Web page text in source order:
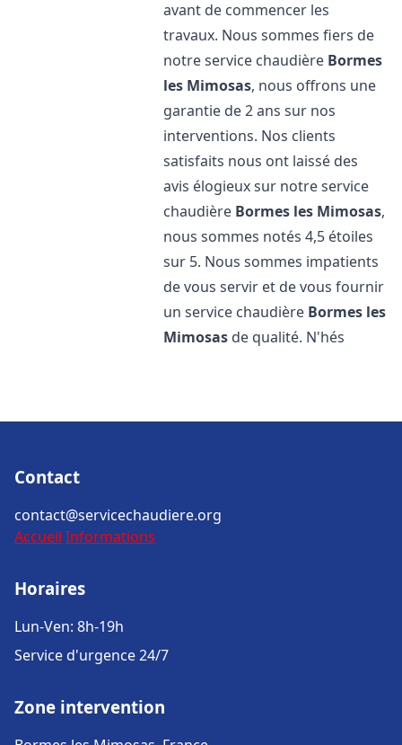
avant de commencer les
travaux. Nous sommes fiers de
notre service chaudière Bormes
les Mimosas, nous offrons une
garantie de 2 ans sur nos
interventions. Nos clients
satisfaits nous ont laissé des
avis élogieux sur notre service
chaudière Bormes les Mimosas,
nous sommes notés 4,5 étoiles
sur 5. Nous sommes impatients
de vous servir et de vous fournir
un service chaudière Bormes les
Mimosas de qualité. N'hés
Contact
contact@servicechaudiere.org
Accueil Informations
Horaires
Lun-Ven: 8h-19h
Service d'urgence 24/7
Zone intervention